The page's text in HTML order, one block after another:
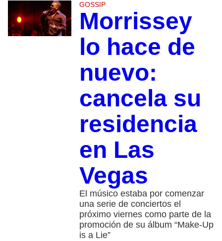
GOSSIP
Morrissey
lo hace de
nuevo:
cancela su
residencia
en Las
Vegas
El músico estaba por comenzar
una serie de conciertos el
próximo viernes como parte de la
promoción de su álbum “Make-Up
is a Lie”